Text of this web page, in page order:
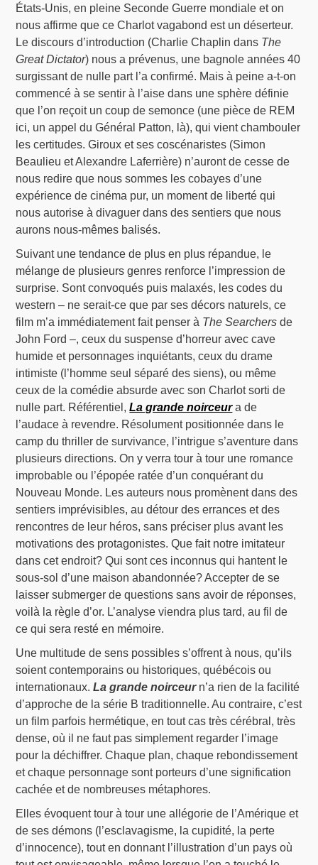
États-Unis, en pleine Seconde Guerre mondiale et on
nous affirme que ce Charlot vagabond est un déserteur.
Le discours d’introduction (Charlie Chaplin dans The
Great Dictator) nous a prévenus, une bagnole années 40
surgissant de nulle part l’a confirmé. Mais à peine a-t-on
commencé à se sentir à l’aise dans une sphère définie
que l’on reçoit un coup de semonce (une pièce de REM
ici, un appel du Général Patton, là), qui vient chambouler
les certitudes. Giroux et ses coscénaristes (Simon
Beaulieu et Alexandre Laferrière) n’auront de cesse de
nous redire que nous sommes les cobayes d’une
expérience de cinéma pur, un moment de liberté qui
nous autorise à divaguer dans des sentiers que nous
aurons nous-mêmes balisés.
Suivant une tendance de plus en plus répandue, le
mélange de plusieurs genres renforce l’impression de
surprise. Sont convoqués puis malaxés, les codes du
western – ne serait-ce que par ses décors naturels, ce
film m’a immédiatement fait penser à The Searchers de
John Ford –, ceux du suspense d’horreur avec cave
humide et personnages inquiétants, ceux du drame
intimiste (l’homme seul séparé des siens), ou même
ceux de la comédie absurde avec son Charlot sorti de
nulle part. Référentiel,La grande noirceura de
l’audace à revendre. Résolument positionnée dans le
camp du thriller de survivance, l’intrigue s’aventure dans
plusieurs directions. On y verra tour à tour une romance
improbable ou l’épopée ratée d’un conquérant du
Nouveau Monde. Les auteurs nous promènent dans des
sentiers imprévisibles, au détour des errances et des
rencontres de leur héros, sans préciser plus avant les
motivations des protagonistes. Que fait notre imitateur
dans cet endroit? Qui sont ces inconnus qui hantent le
sous-sol d’une maison abandonnée? Accepter de se
laisser submerger de questions sans avoir de réponses,
voilà la règle d’or. L’analyse viendra plus tard, au fil de
ce qui sera resté en mémoire.
Une multitude de sens possibles s’offrent à nous, qu’ils
soient contemporains ou historiques, québécois ou
internationaux.La grande noirceurn’a rien de la facilité
d’approche de la série B traditionnelle. Au contraire, c’est
un film parfois hermétique, en tout cas très cérébral, très
dense, où il ne faut pas simplement regarder l’image
pour la déchiffrer. Chaque plan, chaque rebondissement
et chaque personnage sont porteurs d’une signification
cachée et de nombreuses métaphores.
Elles évoquent tour à tour une allégorie de l’Amérique et
de ses démons (l’esclavagisme, la cupidité, la perte
d’innocence), tout en donnant l’illustration d’un pays où